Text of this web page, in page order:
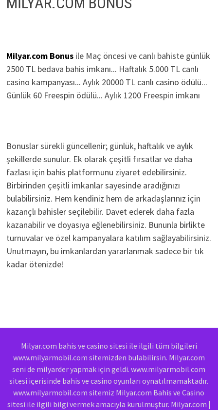
Milyar.com Bonusile Maç öncesi ve canlı bahiste günlük
2500 TL bedava bahis imkanı... Haftalık 5.000 TL canlı
casino kampanyası... Aylık 20000 TL canlı casino ödülü...
Günlük 60 Freespin ödülü... Aylık 1200 Freespin imkanı
Bonuslar sürekli güncellenir; günlük, haftalık ve aylık
şekillerde sunulur. Ek olarak çeşitli fırsatlar ve daha
fazlası için bahis platformunu ziyaret edebilirsiniz.
Birbirinden çeşitli imkanlar sayesinde aradığınızı
bulabilirsiniz. Hem kendiniz hem de arkadaşlarınız için
kazançlı bahisler seçilebilir. Davet ederek daha fazla
kazanabilir ve doyasıya eğlenebilirsiniz. Bununla birlikte
turnuvalar ve özel kampanyalara katılım sağlayabilirsiniz.
Unutmayın, bu imkanlardan yararlanmak sadece bir tık
kadar ötenizde!
Milyar.com bahis ve casino sitesi ile ilgili tüm bilgileri
www.milyarmobil.com sitemizden bulabilirsin. Milyar.com
seni de milyarder yapmak için geldi. www.milyarmobil.com
sitesi içerisinde bahis ve casino oyunları oynatılmamaktadır.
www.milyarmobil.com sitemiz Milyar.com Bahis ve Casino
sitesi ile ilgili bilgi vermek amacıyla kurulmuştur. Milyar.com |